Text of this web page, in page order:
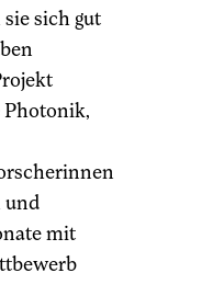
sich gut
Photonik,
und
mit